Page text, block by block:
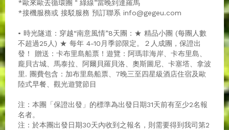
*歐來歐去循環團＂綠線”當晚到達羅馬
*接機服務或 接駁服務 預訂聯系 info@gegeu.com
• 時光隧道：穿越“南意風情”8天團：★ 精品小團 (每團人數
不超過25人) ★ 每年 4-10月季節限定。２人成團，保證出
發！ 贈送：卡布里島船票！遊覽：阿瑪菲海岸、卡布里島、
龐貝古城、馬泰拉、阿爾貝羅貝洛、奧斯圖尼、卡塞塔、拿波
里. 團費包含：加布里島船票、7晚三至四星級酒店住宿及歐
陸式早餐、觀光遊覽節目
注：本團「保證出發」的標準為出發日期31天前有至少2名報
名者。
注 : 於本團出發日期30天內收到之報名，則需要得到我司第2